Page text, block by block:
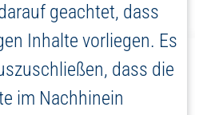
geachtet, dass
Inhalte vorliegen. Es
dass die
im Nachhinein